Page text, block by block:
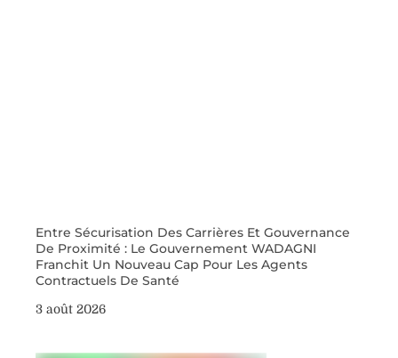
Entre Sécurisation Des Carrières Et Gouvernance
De Proximité : Le Gouvernement WADAGNI
Franchit Un Nouveau Cap Pour Les Agents
Contractuels De Santé
3 août 2026